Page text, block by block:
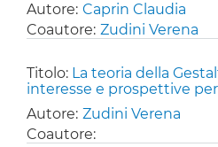
Autore: Caprin Claudia
Coautore: Zudini Verena
Titolo: La teoria della
interesse e prospettive
Autore: Zudini Verena
Coautore: